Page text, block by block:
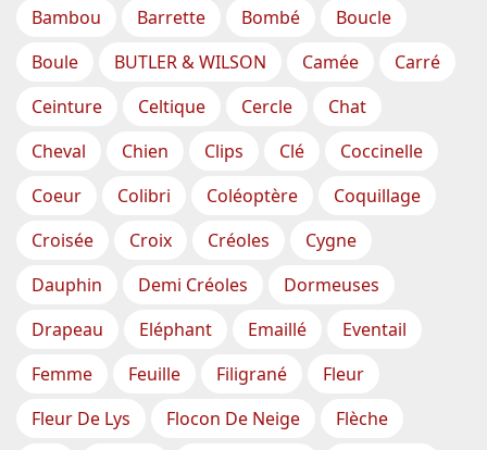
Bambou
Barrette Bombé
Boucle
Boule
BUTLER & WILSON Camée
Carré
Ceinture
Celtique Cercle
Chat
Cheval
Chien Clips Clé
Coccinelle
Coeur
Colibri Coléoptère
Coquillage
Croisée
Croix Créoles
Cygne
Dauphin
Demi Créoles
Dormeuses
Drapeau
Eléphant Emaillé
Eventail
Femme
Feuille Filigrané
Fleur
Fleur De Lys
Flocon De Neige
Flèche